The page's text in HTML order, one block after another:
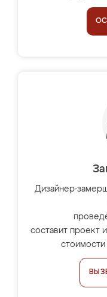
Дизайнер-
составит проект